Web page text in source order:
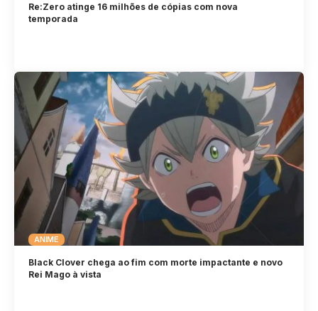
Re:Zero atinge 16 milhões de cópias com nova
temporada
ANIME
Black Clover chega ao fim com morte impactante e novo
Rei Mago à vista